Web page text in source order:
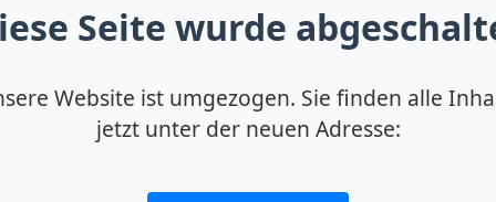
Seite wurde
Website ist umgezogen. Sie finden alle
jetzt unter der neuen Adresse: